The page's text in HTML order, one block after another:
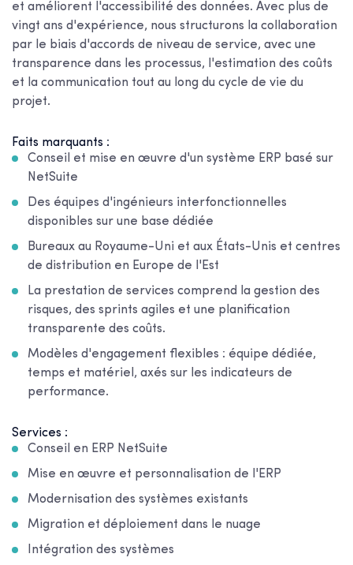
et améliorent l'accessibilité des données. Avec plus de
vingt ans d'expérience, nous structurons la collaboration
par le biais d'accords de niveau de service, avec une
transparence dans les processus, l'estimation des coûts
et la communication tout au long du cycle de vie du
projet.
Faits marquants :
Conseil et mise en œuvre d'un système ERP basé sur
NetSuite
Des équipes d'ingénieurs interfonctionnelles
disponibles sur une base dédiée
Bureaux au Royaume-Uni et aux États-Unis et centres
de distribution en Europe de l'Est
La prestation de services comprend la gestion des
risques, des sprints agiles et une planification
transparente des coûts.
Modèles d'engagement flexibles : équipe dédiée,
temps et matériel, axés sur les indicateurs de
performance.
Services :
Conseil en ERP NetSuite
Mise en œuvre et personnalisation de l'ERP
Modernisation des systèmes existants
Migration et déploiement dans le nuage
Intégration des systèmes